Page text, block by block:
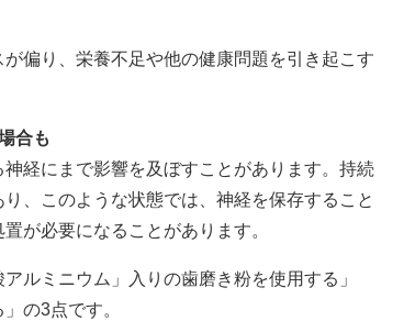
偏り、栄養不足や他の健康問題を引き起こす
合も
経にまで影響を及ぼすことがあります。持続
、このような状態では、神経を保存すること
が必要になることがあります。
ルミニウム」入りの歯磨き粉を使用する」
の3点です。